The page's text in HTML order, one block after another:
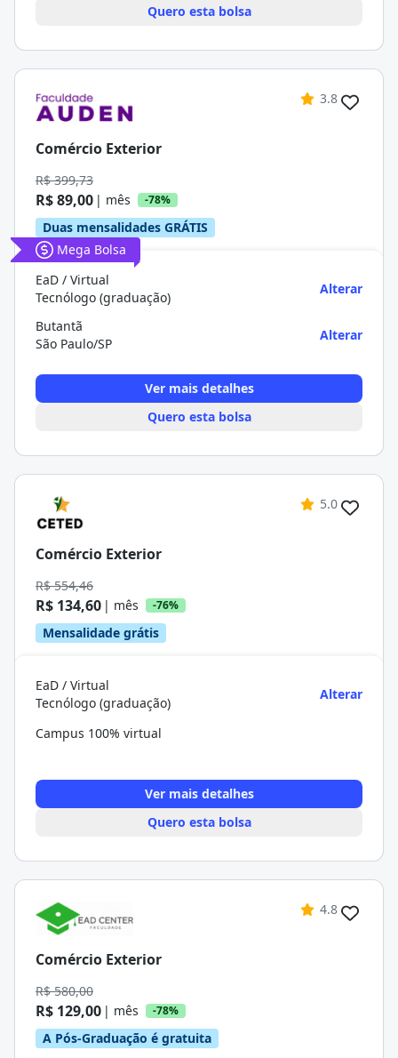
Quero esta bolsa
3.8
Comércio Exterior
R$ 399,73
R$ 89,00 | mês -78%
Duas mensalidades GRÁTIS
Mega Bolsa
EaD / Virtual
Tecnólogo (graduação)
Alterar
Butantã
São Paulo/SP
Alterar
Ver mais detalhes
Quero esta bolsa
5.0
Comércio Exterior
R$ 554,46
R$ 134,60 | mês -76%
Mensalidade grátis
EaD / Virtual
Tecnólogo (graduação)
Alterar
Campus 100% virtual
Ver mais detalhes
Quero esta bolsa
4.8
Comércio Exterior
R$ 580,00
R$ 129,00 | mês -78%
A Pós-Graduação é gratuita